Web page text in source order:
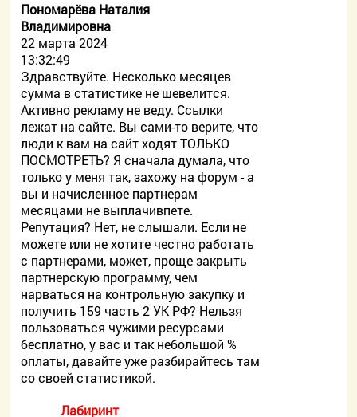
Пономарёва Наталия
Владимировна
22 марта 2024
13:32:49
Здравствуйте. Несколько месяцев
сумма в статистике не шевелится.
Активно рекламу не веду. Ссылки
лежат на сайте. Вы сами-то верите, что
люди к вам на сайт ходят ТОЛЬКО
ПОСМОТРЕТЬ? Я сначала думала, что
только у меня так, захожу на форум - а
вы и начисленное партнерам
месяцами не выплачивпете.
Репутация? Нет, не слышали. Если не
можете или не хотите честно работать
с партнерами, может, проще закрыть
партнерскую программу, чем
нарваться на контрольную закупку и
получить 159 часть 2 УК РФ? Нельзя
пользоваться чужими ресурсами
бесплатно, у вас и так небольшой %
оплаты, давайте уже разбирайтесь там
со своей статистикой.
Лабиринт